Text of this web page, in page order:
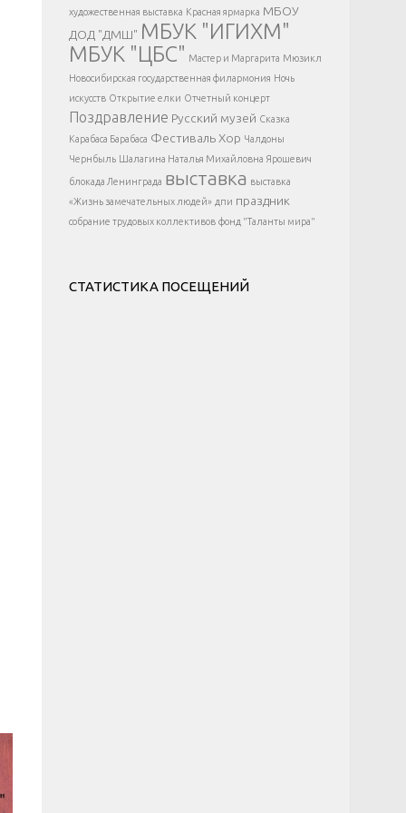
</div >
художественная выставка Красная ярмарка МБОУ
ДОД "ДМШ" МБУК "ИГИХМ"
МБУК "ЦБС" Мастер и Маргарита Мюзикл
Новосибирская государственная филармония Ночь
искусств Открытие елки Отчетный концерт
Поздравление Русский музей Сказка
Карабаса Барабаса ФестивальХор Чалдоны
Чернбыль Шалагина Наталья Михайловна Ярошевич
блокада Ленинграда выставка выставка
«Жизнь замечательных людей» дпи праздник
собрание трудовых коллективов фонд "Таланты мира"
СТАТИСТИКА ПОСЕЩЕНИЙ